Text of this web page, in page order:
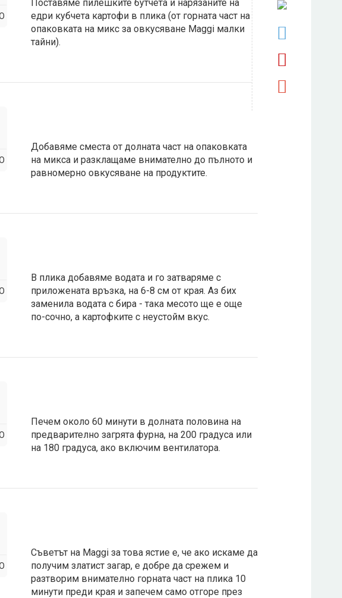
Поставяме пилешките бутчета и нарязаните на
едри кубчета картофи в плика (от горната част на
опаковката на микс за овкусяване Maggi малки
тайни).
Добавяме сместа от долната част на опаковката
на микса и разклащаме внимателно до пълното и
равномерно овкусяване на продуктите.
В плика добавяме водата и го затваряме с
приложената връзка, на 6-8 см от края. Аз бих
заменила водата с бира - така месото ще е още
по-сочно, а картофките с неустойм вкус.
Печем около 60 минути в долната половина на
предварително загрята фурна, на 200 градуса или
на 180 градуса, ако включим вентилатора.
Съветът на Maggi за това ястие е, че ако искаме да
получим златист загар, е добре да срежем и
разтворим внимателно горната част на плика 10
минути преди края и запечем само отгоре през